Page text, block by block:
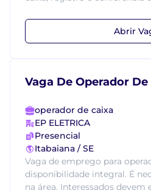
Abrir
Vaga De Operador De
operador de caixa
EP ELETRICA
Presencial
Itabaiana / SE
Vaga de emprego para
disponibilidade integral. É
na área. Interessados